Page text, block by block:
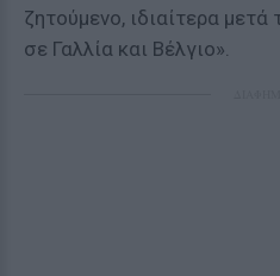
ζητούμενο, ιδιαίτερα
σε Γαλλία και Βέλγιο».